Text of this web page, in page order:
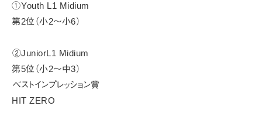
①⁡Youth L1 Midium
第2位（小2～小6）
⁡②JuniorL1 Midium
第5位（小2～中3）
⁡ベストインプレッション賞⁡
HIT ZERO